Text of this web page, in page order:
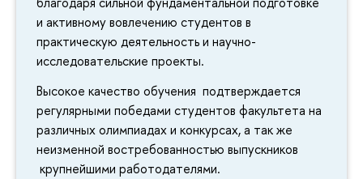
и активному вовлечению студентов в
практическую деятельность и научно-
исследовательские проекты.
Высокое качество обучения подтверждается
регулярными победами студентов факультета на
различных олимпиадах и конкурсах, а так же
неизменной востребованностью выпускников
крупнейшими работодателями.